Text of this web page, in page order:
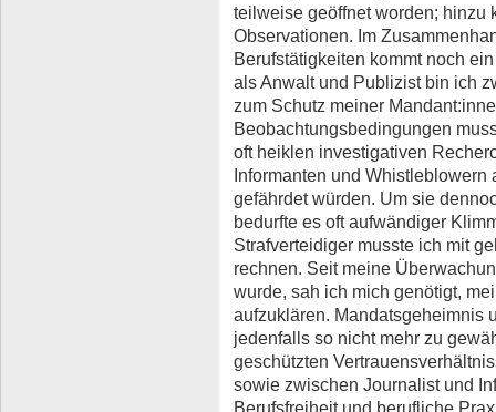
teilweise geöffnet worden; hinzu
Observationen. Im
Berufstätigkeiten kommt noch
als Anwalt und Publizist bin ich
zum Schutz meiner
Beobachtungsbedingungen
oft heiklen investigativen
Informanten und
gefährdet würden. Um sie
bedurfte es oft aufwändiger
Strafverteidiger musste ich mit
rechnen. Seit meine
wurde, sah ich mich genötigt,
aufzuklären. Mandatsgeheimnis
jedenfalls so nicht mehr zu
geschützten
sowie zwischen Journalist und
Berufsfreiheit und berufliche